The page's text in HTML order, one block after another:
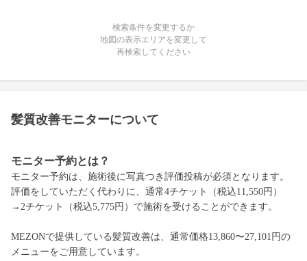
検索条件を変更するか
地図の表示エリアを変更して
再検索してください
髪質改善モニターについて
モニター予約とは？
モニター予約は、施術後に写真つき評価投稿が必須となります。
評価をしていただく代わりに、通常4チケット（税込11,550円）
→2チケット（税込5,775円）で施術を受けることができます。
MEZONで提供している髪質改善は、通常価格13,860〜27,101円の
メニューをご用意しています。